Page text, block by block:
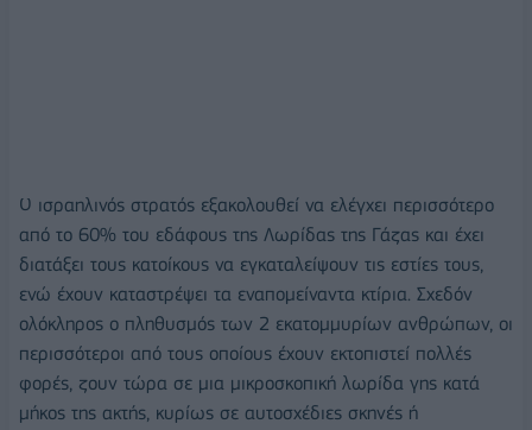
Ο ισραηλινός στρατός εξακολουθεί να ελέγχει περισσότερο
από το 60% του εδάφους της Λωρίδας της Γάζας και έχει
διατάξει τους κατοίκους να εγκαταλείψουν τις εστίες τους,
ενώ έχουν καταστρέψει τα εναπομείναντα κτίρια. Σχεδόν
ολόκληρος ο πληθυσμός των 2 εκατομμυρίων ανθρώπων, οι
περισσότεροι από τους οποίους έχουν εκτοπιστεί πολλές
φορές, ζουν τώρα σε μια μικροσκοπική λωρίδα γης κατά
μήκος της ακτής, κυρίως σε αυτοσχέδιες σκηνές ή